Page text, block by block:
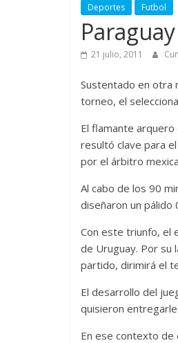
Deportes Futbol
21 julio, 2011
Sustentado en otra
torneo, el
El flamante
resultó clave para
por el árbitro
Al cabo de los 90
diseñaron un pálido
Con este triunfo, el
de Uruguay. Por su
partido, dirimirá el
El desarrollo del
quisieron
En ese contexto de